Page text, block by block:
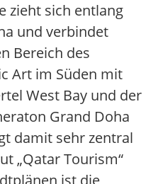
zieht sich entlang
und verbindet
Bereich des
Art im Süden mit
West Bay und der
Grand Doha
damit sehr zentral
„Qatar Tourism“